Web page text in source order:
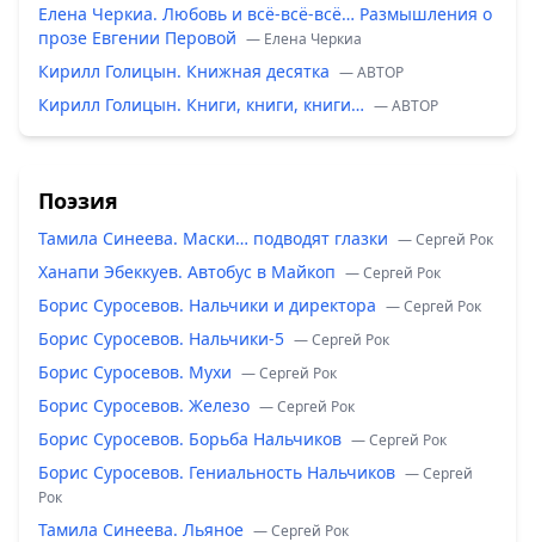
Елена Черкиа. Любовь и всё-всё-всё… Размышления о
прозе Евгении Перовой — Елена Черкиа
Кирилл Голицын. Книжная десятка — ABTOP
Кирилл Голицын. Книги, книги, книги… — ABTOP
Поэзия
Тамила Синеева. Маски… подводят глазки — Сергей Рок
Ханапи Эбеккуев. Автобус в Майкоп — Сергей Рок
Борис Суросевов. Нальчики и директора — Сергей Рок
Борис Суросевов. Нальчики-5 — Сергей Рок
Борис Суросевов. Мухи — Сергей Рок
Борис Суросевов. Железо — Сергей Рок
Борис Суросевов. Борьба Нальчиков — Сергей Рок
Борис Суросевов. Гениальность Нальчиков — Сергей
Рок
Тамила Синеева. Льяное — Сергей Рок